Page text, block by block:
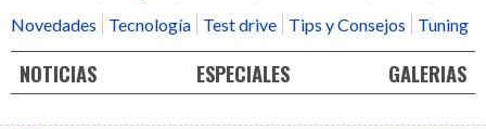
Novedades
Tecnología Test drive Tips y Consejos Tuning
NOTICIAS ESPECIALES GALERIAS